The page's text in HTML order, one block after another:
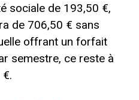
sociale de 193,50 €,
de 706,50 € sans
offrant un forfait
semestre, ce reste à